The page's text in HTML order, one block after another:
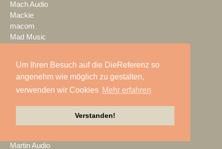
Um Ihren Besuch auf die DieReferenz so
angenehm wie möglich zu gestalten,
verwenden wir Cookies Mehr erfahren
Verstanden!
Mach Audio
Mackie
macom
Mad Music
Magic Event- und
Medientechnik
Magic Sky
marbet
Martin Audio